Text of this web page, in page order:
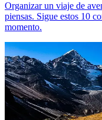
Organizar un viaje de
piensas. Sigue estos 10
momento.